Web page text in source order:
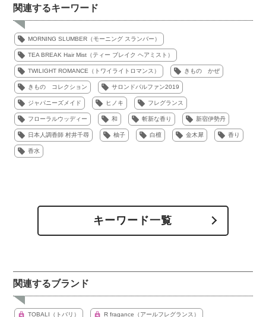
関連するキーワード
MORNING SLUMBER（モーニング スランバー）
TEA BREAK Hair Mist（ティー ブレイク ヘアミスト）
TWILIGHT ROMANCE（トワイライトロマンス） きもの かぜ
きもの コレクション サロンドパルファン2019
ジャパニーズメイド ヒノキ フレグランス
フローラルウッディー 和 斬新な香り 新宿伊勢丹
日本人調香師 村井千尋 柚子 白檀 金木犀 香り
香水
キーワード一覧
関連するブランド
TOBALI（トバリ） R fragance（アールフレグランス）